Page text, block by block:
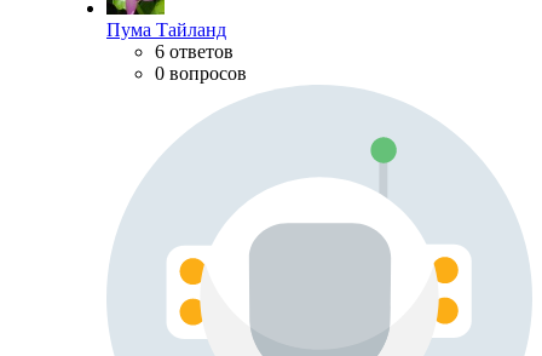
Пума Тайланд
6 ответов
0 вопросов